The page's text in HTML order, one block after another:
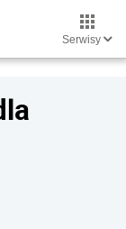
Serwisy